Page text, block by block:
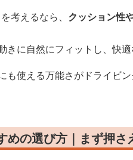
考えるなら、 クッション性
に自然にフィットし、快適
使える万能さがドライビン
めの選び方｜まず押さ